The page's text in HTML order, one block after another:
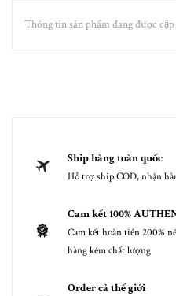
Thông tin sản phẩm đang được
Ship hàng toàn quốc
Hỗ trợ ship COD, nhận
Cam kết 100%
Cam kết hoàn tiền 200%
hàng kém chất lượng
Order cả thế giới